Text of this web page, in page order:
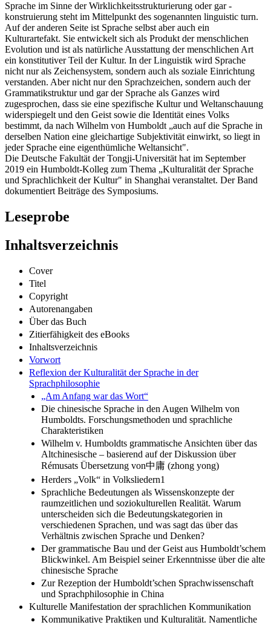
Sprache im Sinne der Wirklichkeitsstrukturierung oder gar -
konstruierung steht im Mittelpunkt des sogenannten linguistic turn.
Auf der anderen Seite ist Sprache selbst aber auch ein
Kulturartefakt. Sie entwickelt sich als Produkt der menschlichen
Evolution und ist als natürliche Ausstattung der menschlichen Art
ein konstitutiver Teil der Kultur. In der Linguistik wird Sprache
nicht nur als Zeichensystem, sondern auch als soziale Einrichtung
verstanden. Aber nicht nur den Sprachzeichen, sondern auch der
Grammatikstruktur und gar der Sprache als Ganzes wird
zugesprochen, dass sie eine spezifische Kultur und Weltanschauung
widerspiegelt und den Geist sowie die Identität eines Volks
bestimmt, da nach Wilhelm von Humboldt „auch auf die Sprache in
derselben Nation eine gleichartige Subjektivität einwirkt, so liegt in
jeder Sprache eine eigenthümliche Weltansicht".
Die Deutsche Fakultät der Tongji-Universität hat im September
2019 ein Humboldt-Kolleg zum Thema „Kulturalität der Sprache
und Sprachlichkeit der Kultur" in Shanghai veranstaltet. Der Band
dokumentiert Beiträge des Symposiums.
Leseprobe
Inhaltsverzeichnis
Cover
Titel
Copyright
Autorenangaben
Über das Buch
Zitierfähigkeit des eBooks
Inhaltsverzeichnis
Vorwort
Reflexion der Kulturalität der Sprache in der
Sprachphilosophie
„Am Anfang war das Wort“
Die chinesische Sprache in den Augen Wilhelm von
Humboldts. Forschungsmethoden und sprachliche
Charakteristiken
Wilhelm v. Humboldts grammatische Ansichten über das
Altchinesische – basierend auf der Diskussion über
Rémusats Übersetzung von中庸 (zhong yong)
Herders „Volk“ in Volksliedern1
Sprachliche Bedeutungen als Wissenskonzepte der
raumzeitlichen und soziokulturellen Realität. Warum
unterscheiden sich die Bedeutungskategorien in
verschiedenen Sprachen, und was sagt das über das
Verhältnis zwischen Sprache und Denken?
Der grammatische Bau und der Geist aus Humboldt’schem
Blickwinkel. Am Beispiel seiner Erkenntnisse über die alte
chinesische Sprache
Zur Rezeption der Humboldt’schen Sprachwissenschaft
und Sprachphilosophie in China
Kulturelle Manifestation der sprachlichen Kommunikation
Kommunikative Praktiken und Kulturalität. Namentliche